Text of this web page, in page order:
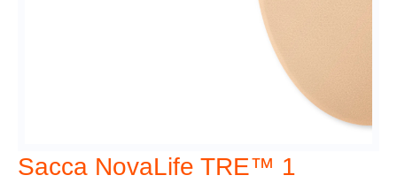
Sacca NovaLife TRE™ 1